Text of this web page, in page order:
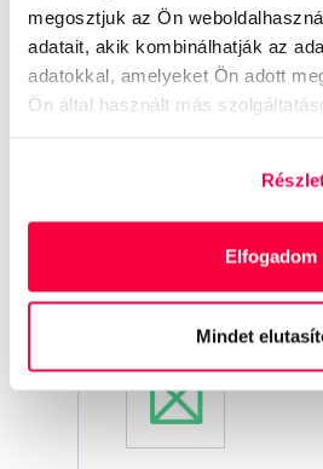
megosztjuk az Ön
adatait, akik kombinálhatják az
adatokkal, amelyeket Ön adott
Ön által használt más
Elfogadom
Mindet
Growth
Manager
Nincs megadva